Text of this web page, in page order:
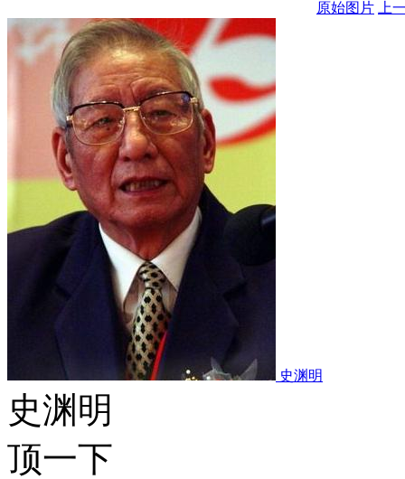
原始图片 上
史渊明
史渊明
顶一下